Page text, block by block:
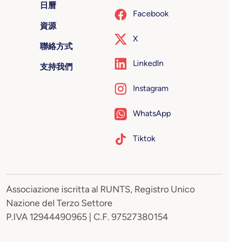
日曆
資源
聯絡方式
支持我們
Facebook
X
LinkedIn
Instagram
WhatsApp
Tiktok
Associazione iscritta al RUNTS, Registro Unico
Nazione del Terzo Settore
P.IVA 12944490965 | C.F. 97527380154